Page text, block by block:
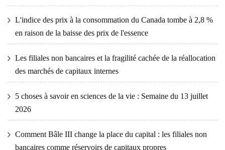
L'indice des prix à la consommation du Canada tombe à 2,8 %
en raison de la baisse des prix de l'essence
Les filiales non bancaires et la fragilité cachée de la réallocation
des marchés de capitaux internes
5 choses à savoir en sciences de la vie : Semaine du 13 juillet
2026
Comment Bâle III change la place du capital : les filiales non
bancaires comme réservoirs de capitaux propres